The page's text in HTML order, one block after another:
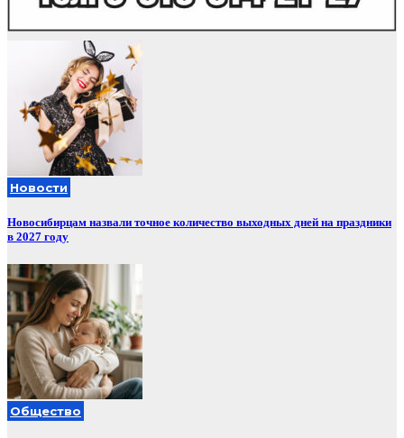
Новости
Новосибирцам назвали точное количество выходных дней на праздники
в 2027 году
Общество